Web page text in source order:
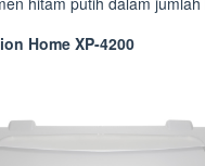
Home XP-4200